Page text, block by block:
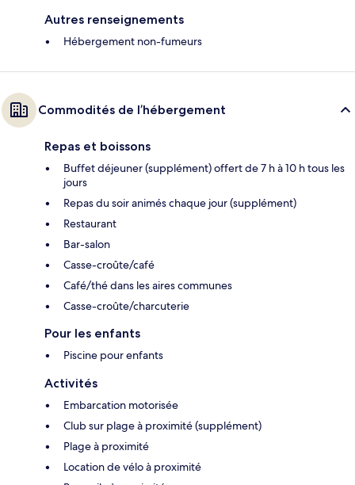
Autres renseignements
Hébergement non-fumeurs
Commodités de l’hébergement
Repas et boissons
Buffet déjeuner (supplément) offert de 7 h à 10 h tous les
jours
Repas du soir animés chaque jour (supplément)
Restaurant
Bar-salon
Casse-croûte/café
Café/thé dans les aires communes
Casse-croûte/charcuterie
Pour les enfants
Piscine pour enfants
Activités
Embarcation motorisée
Club sur plage à proximité (supplément)
Plage à proximité
Location de vélo à proximité